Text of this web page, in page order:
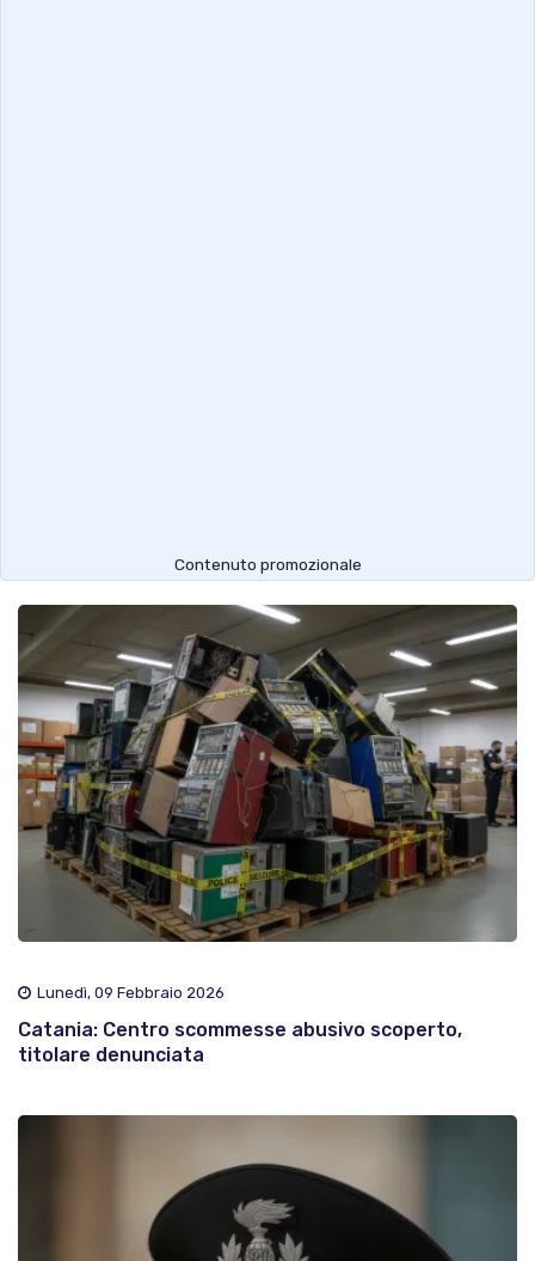
Contenuto promozionale
Lunedì, 09 Febbraio 2026
Catania: Centro scommesse abusivo scoperto,
titolare denunciata